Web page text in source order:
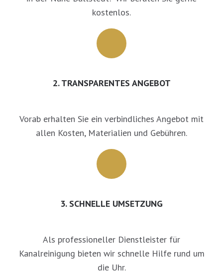
kostenlos.
2. TRANSPARENTES ANGEBOT
Vorab erhalten Sie ein verbindliches Angebot mit
allen Kosten, Materialien und Gebühren.
3. SCHNELLE UMSETZUNG
Als professioneller Dienstleister für
Kanalreinigung bieten wir schnelle Hilfe rund um
die Uhr.